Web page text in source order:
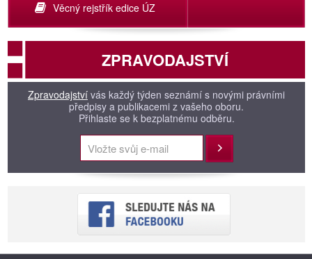
Věcný rejstřík edice ÚZ
ZPRAVODAJSTVÍ
Zpravodajství vás každý týden seznámí s novými právními
předpisy a publikacemi z vašeho oboru.
Přihlaste se k bezplatnému odběru.
Přihlásit